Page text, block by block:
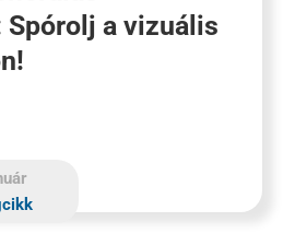
a vizuális